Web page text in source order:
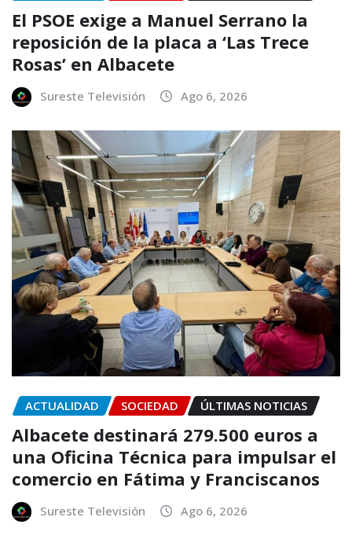
El PSOE exige a Manuel Serrano la
reposición de la placa a ‘Las Trece
Rosas’ en Albacete
Sureste Televisión Ago 6, 2026
ACTUALIDAD SOCIEDAD ÚLTIMAS NOTICIAS
Albacete destinará 279.500 euros a
una Oficina Técnica para impulsar el
comercio en Fátima y Franciscanos
Sureste Televisión Ago 6, 2026